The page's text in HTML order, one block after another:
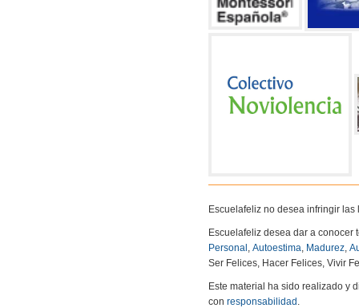
Escuelafeliz no desea infringir
Escuelafeliz desea dar a
Personal Autoestima Madurez
Ser Felices, Hacer Felices, Vivir
Este material ha sido realizado y
con responsabilidad